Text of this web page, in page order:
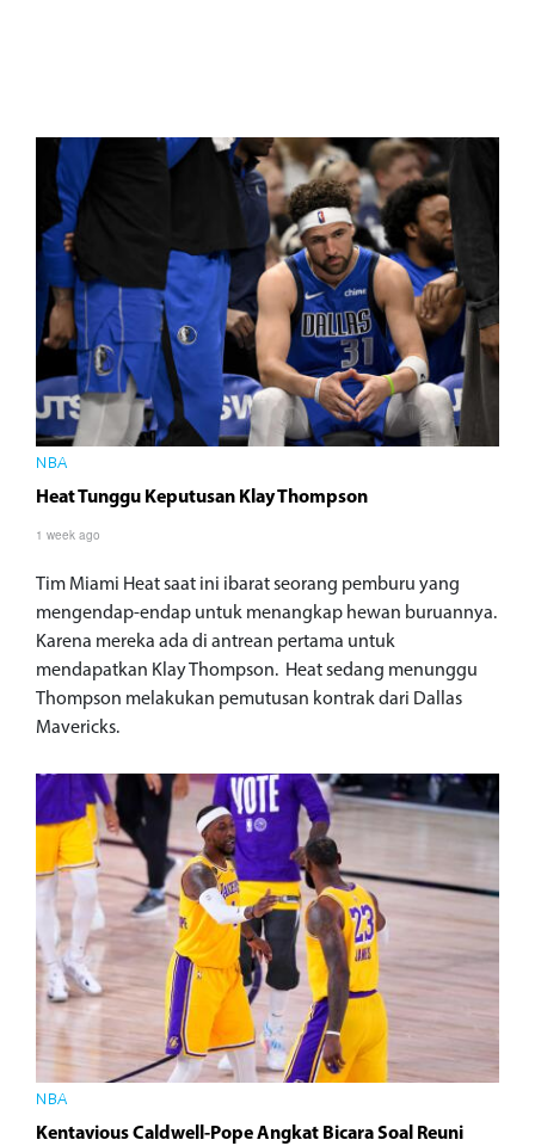
NBA
Heat Tunggu Keputusan Klay Thompson
1 week ago
Tim Miami Heat saat ini ibarat seorang pemburu yang
mengendap-endap untuk menangkap hewan buruannya.
Karena mereka ada di antrean pertama untuk
mendapatkan Klay Thompson. Heat sedang menunggu
Thompson melakukan pemutusan kontrak dari Dallas
Mavericks.
NBA
Kentavious Caldwell-Pope Angkat Bicara Soal Reuni